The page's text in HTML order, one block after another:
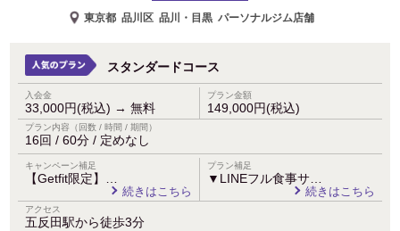
東京都 品川区 品川・目黒 パーソナルジム店舗
スタンダードコース
入会金
33,000円(税込) → 無料
プラン金額
149,000円(税込)
プラン内容（回数 / 時間 / 期間）
16回 / 60分 / 定めなし
キャンペーン補足
【Getfit限定】…
続きはこちら
プラン補足
▼LINEフル食事サ…
続きはこちら
アクセス
五反田駅から徒歩3分